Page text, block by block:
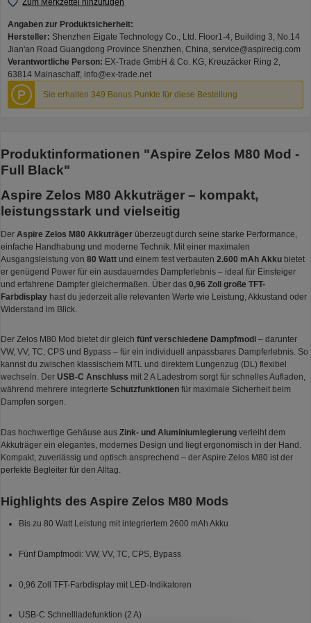
Zum Merkzettel hinzufügen
Angaben zur Produktsicherheit:
Hersteller: Shenzhen Eigate Technology Co., Ltd. Floor1-4, Building 3, No.14
Jian'an Road Guangdong Province Shenzhen, China, service@aspirecig.com
Verantwortliche Person: EX-Trade GmbH & Co. KG, Kreuzäcker Ring 2,
63814 Mainaschaff, info@ex-trade.net
P Sie erhalten 349 Bonus Punkte für diese Bestellung
Produktinformationen "Aspire Zelos M80 Mod -
Full Black"
Aspire Zelos M80 Akkuträger – kompakt,
leistungsstark und vielseitig
Der Aspire Zelos M80 Akkuträger überzeugt durch seine starke Performance,
einfache Handhabung und moderne Technik. Mit einer maximalen
Ausgangsleistung von 80 Watt und einem fest verbauten 2.600 mAh Akku bietet
er genügend Power für ein ausdauerndes Dampferlebnis – ideal für Einsteiger
und erfahrene Dampfer gleichermaßen. Über das 0,96 Zoll große TFT-
Farbdisplay hast du jederzeit alle relevanten Werte wie Leistung, Akkustand oder
Widerstand im Blick.
Der Zelos M80 Mod bietet dir gleich fünf verschiedene Dampfmodi – darunter
VW, VV, TC, CPS und Bypass – für ein individuell anpassbares Dampferlebnis. So
kannst du zwischen klassischem MTL und direktem Lungenzug (DL) flexibel
wechseln. Der USB-C Anschluss mit 2 A Ladestrom sorgt für schnelles Aufladen,
während mehrere integrierte Schutzfunktionen für maximale Sicherheit beim
Dampfen sorgen.
Das hochwertige Gehäuse aus Zink- und Aluminiumlegierung verleiht dem
Akkuträger ein elegantes, modernes Design und liegt ergonomisch in der Hand.
Kompakt, zuverlässig und optisch ansprechend – der Aspire Zelos M80 ist der
perfekte Begleiter für den Alltag.
Highlights des Aspire Zelos M80 Mods
Bis zu 80 Watt Leistung mit integriertem 2600 mAh Akku
Fünf Dampfmodi: VW, VV, TC, CPS, Bypass
0,96 Zoll TFT-Farbdisplay mit LED-Indikatoren
USB-C Schnellladefunktion (2 A)